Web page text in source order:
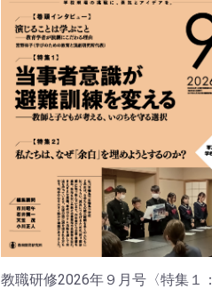
教職研修2026年９月号〈特集１：